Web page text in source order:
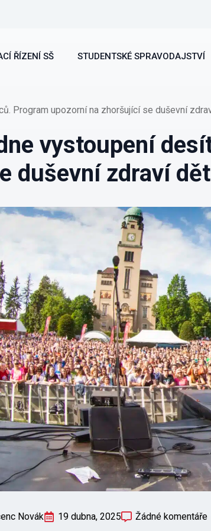
ŘÍZENÍ SŠ STUDENTSKÉ SPRAVODAJSTVÍ
Program upozorní na zhoršující se duševní
vystoupení
duševní zdraví
Novák 19 dubna, 2025 Žádné komentáře